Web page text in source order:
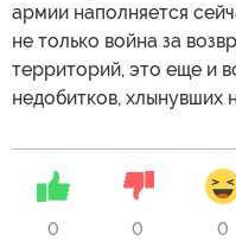
армии наполняется
не только война за
территорий, это еще и
недобитков, хлынувших
0 0 0